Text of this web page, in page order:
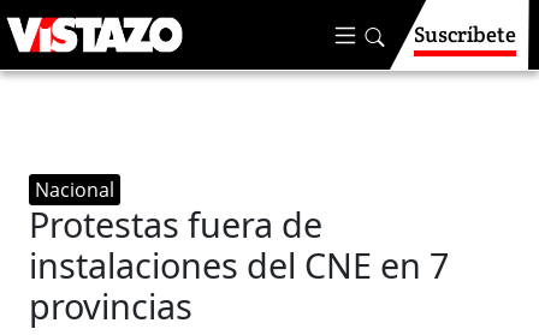
Suscríbete
Nacional
Protestas fuera de
instalaciones del CNE en 7
provincias